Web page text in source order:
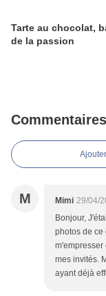
Tarte au chocolat,
de la passion
Commentaires
M Mimi 29/04/
Bonjour,
photos de ce
m'empresser
mes invités.
ayant déjà